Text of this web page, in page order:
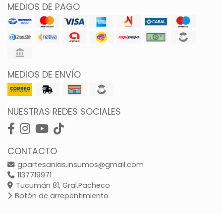
MEDIOS DE PAGO
MEDIOS DE ENVÍO
NUESTRAS REDES SOCIALES
CONTACTO
gpartesanias.insumos@gmail.com
1137719971
Tucumán 81, Gral.Pacheco
Botón de arrepentimiento